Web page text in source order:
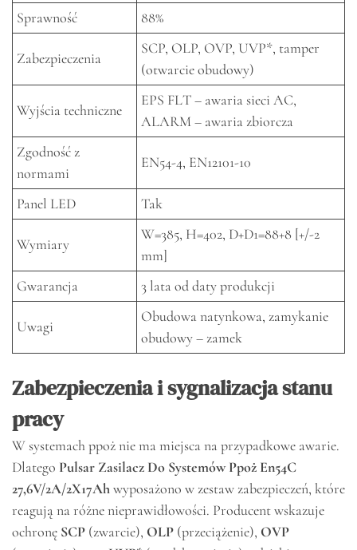
Sprawność 88%
Zabezpieczenia
SCP, OLP, OVP, UVP*, tamper
(otwarcie obudowy)
Wyjścia techniczne
EPS FLT – awaria sieci AC,
ALARM – awaria zbiorcza
Zgodność z
normami
EN54-4, EN12101-10
Panel LED Tak
Wymiary
W=385, H=402, D+D1=88+8 [+/-2
mm]
Gwarancja
3 lata od daty produkcji
Uwagi
Obudowa natynkowa, zamykanie
obudowy – zamek
Zabezpieczenia i sygnalizacja stanu
pracy
W systemach ppoż nie ma miejsca na przypadkowe awarie.
Dlatego Pulsar Zasilacz Do Systemów Ppoż En54C
27,6V/2A/2X17Ahwyposażono w zestaw zabezpieczeń, które
reagują na różne nieprawidłowości. Producent wskazuje
ochronę SCP (zwarcie), OLP (przeciążenie), OVP